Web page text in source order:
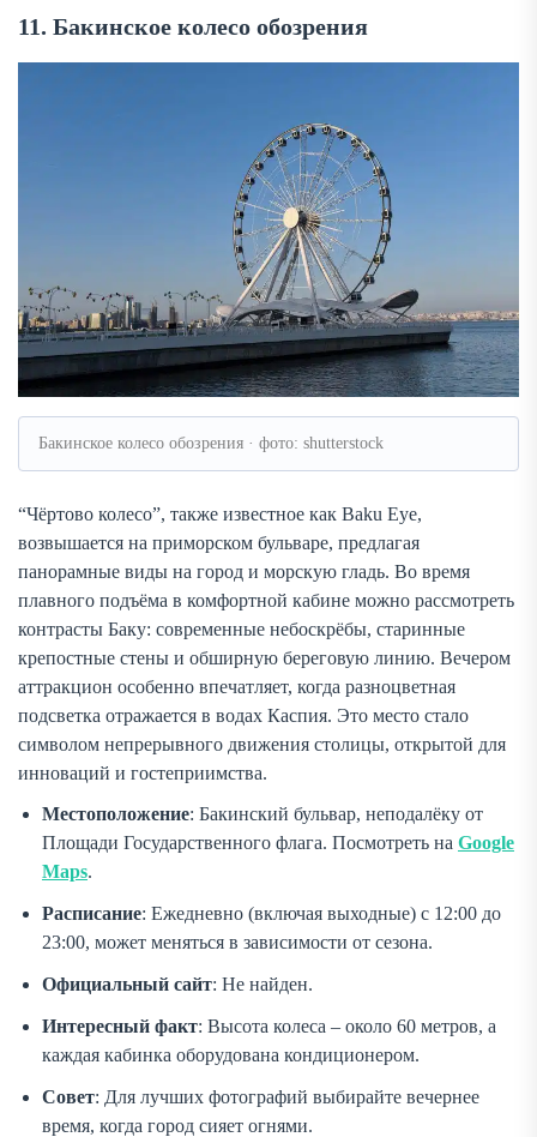
11. Бакинское колесо обозрения
Бакинское колесо обозрения · фото: shutterstock
“Чёртово колесо”, также известное как Baku Eye,
возвышается на приморском бульваре, предлагая
панорамные виды на город и морскую гладь. Во время
плавного подъёма в комфортной кабине можно рассмотреть
контрасты Баку: современные небоскрёбы, старинные
крепостные стены и обширную береговую линию. Вечером
аттракцион особенно впечатляет, когда разноцветная
подсветка отражается в водах Каспия. Это место стало
символом непрерывного движения столицы, открытой для
инноваций и гостеприимства.
Местоположение: Бакинский бульвар, неподалёку от
Площади Государственного флага. Посмотреть на Google
Maps.
Расписание: Ежедневно (включая выходные) с 12:00 до
23:00, может меняться в зависимости от сезона.
Официальный сайт: Не найден.
Интересный факт: Высота колеса – около 60 метров, а
каждая кабинка оборудована кондиционером.
Совет: Для лучших фотографий выбирайте вечернее
время, когда город сияет огнями.